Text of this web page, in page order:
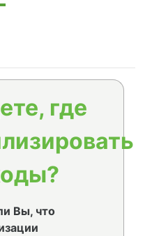
где
Вы, что